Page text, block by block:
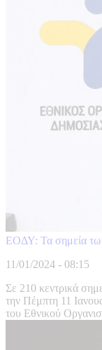
ΕΟΔΥ: Τα σημεία
11/01/2024 - 08:15
Σε 210 κεντρικά
την Πέμπτη 11
του Εθνικού